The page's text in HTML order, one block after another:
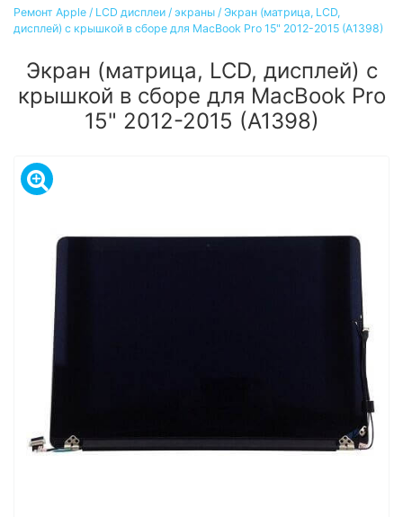
Ремонт Apple / LCD дисплеи / экраны / Экран (матрица, LCD,
дисплей) с крышкой в сборе для MacBook Pro 15" 2012-2015 (A1398)
Экран (матрица, LCD, дисплей) с
крышкой в сборе для MacBook Pro
15" 2012-2015 (A1398)